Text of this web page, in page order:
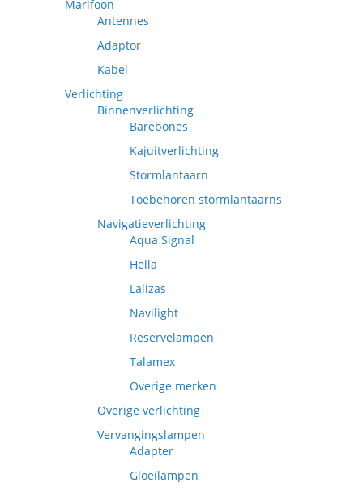
Marifoon
Antennes
Adaptor
Kabel
Verlichting
Binnenverlichting
Barebones
Kajuitverlichting
Stormlantaarn
Toebehoren stormlantaarns
Navigatieverlichting
Aqua Signal
Hella
Lalizas
Navilight
Reservelampen
Talamex
Overige merken
Overige verlichting
Vervangingslampen
Adapter
Gloeilampen